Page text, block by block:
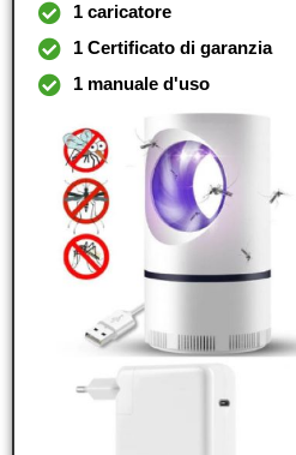
1 caricatore
1 Certificato di garanzia
1 manuale d'uso